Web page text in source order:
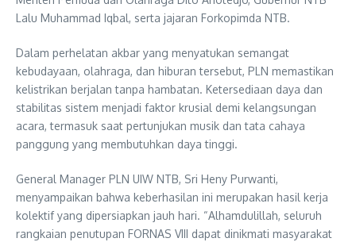
Lalu Muhammad Iqbal, serta jajaran Forkopimda NTB.
Dalam perhelatan akbar yang menyatukan semangat
kebudayaan, olahraga, dan hiburan tersebut, PLN memastikan
kelistrikan berjalan tanpa hambatan. Ketersediaan daya dan
stabilitas sistem menjadi faktor krusial demi kelangsungan
acara, termasuk saat pertunjukan musik dan tata cahaya
panggung yang membutuhkan daya tinggi.
General Manager PLN UIW NTB, Sri Heny Purwanti,
menyampaikan bahwa keberhasilan ini merupakan hasil kerja
kolektif yang dipersiapkan jauh hari. “Alhamdulillah, seluruh
rangkaian penutupan FORNAS VIII dapat dinikmati masyarakat